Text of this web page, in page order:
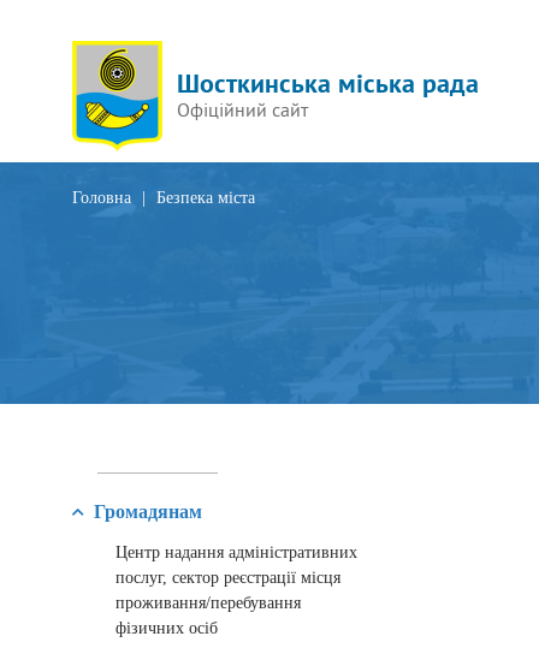
Шосткинська міська рада
Офіційний сайт
Головна Безпека міста
Громадянам
Центр надання адміністративних
послуг, сектор реєстрації місця
проживання/перебування
фізичних осіб